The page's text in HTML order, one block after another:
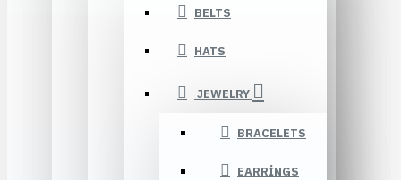
BELTS
HATS
JEWELRY
BRACELETS
EARRINGS